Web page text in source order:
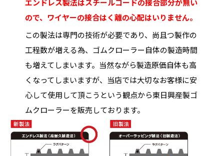
エンドレス製法はスチールコードの接合部分が無い
ので、ワイヤーの接合はく離の心配はいりません。
この製法は専門の技術が必要であり、尚且つ製作の
工程数が増える為、ゴムクローラー自体の製造時間
も増えてしまいます。当然ながら製造原価自体も高
くなってしまいますが、当店では大切なお客様に安
心して使用して頂こうという観点から東日興産製ゴ
ムクローラーを販売しております。